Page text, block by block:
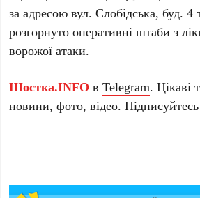
за адресою вул. Слобідська, буд.
розгорнуто оперативні штаби з
ворожої атаки.
Шостка.INFO вTelegram. Цікаві
новини, фото, відео.